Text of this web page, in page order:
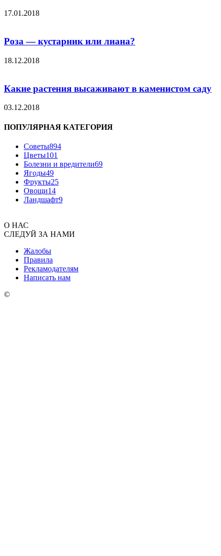
17.01.2018
Роза — кустарник или лиана?
18.12.2018
Какие растения высаживают в каменистом саду
03.12.2018
ПОПУЛЯРНАЯ КАТЕГОРИЯ
Советы894
Цветы101
Болезни и вредители69
Ягоды49
Фрукты25
Овощи14
Ландшафт9
О НАС
СЛЕДУЙ ЗА НАМИ
Жалобы
Правила
Рекламодателям
Написать нам
©